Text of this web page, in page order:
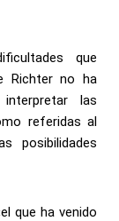
que
Richter no ha
las
referidas al
posibilidades
que ha venido